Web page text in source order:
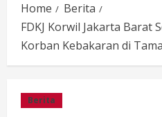
Home
Berita
FDKJ Korwil Jakarta Barat
Korban Kebakaran di
Berita